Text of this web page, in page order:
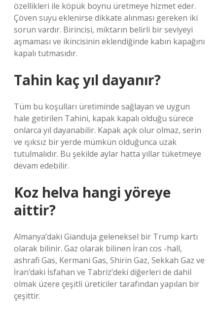
özellikleri ile köpük boynu üretmeye hizmet eder.
Çöven suyu eklenirse dikkate alınması gereken iki
sorun vardır. Birincisi, miktarın belirli bir seviyeyi
aşmaması ve ikincisinin eklendiğinde kabın kapağını
kapalı tutmasıdır.
Tahin kaç yıl dayanır?
Tüm bu koşulları üretiminde sağlayan ve uygun
hale getirilen Tahini, kapak kapalı olduğu sürece
onlarca yıl dayanabilir. Kapak açık olur olmaz, serin
ve ışıksız bir yerde mümkün olduğunca uzak
tutulmalıdır. Bu şekilde aylar hatta yıllar tüketmeye
devam edebilir.
Koz helva hangi yöreye
aittir?
Almanya’daki Gianduja geleneksel bir Trump kartı
olarak bilinir. Gaz olarak bilinen İran cos -hall,
ashrafi Gas, Kermani Gas, Shirin Gaz, Sekkah Gaz ve
İran’daki İsfahan ve Tabriz’deki diğerleri de dahil
olmak üzere çeşitli üreticiler tarafından yapılan bir
çeşittir.